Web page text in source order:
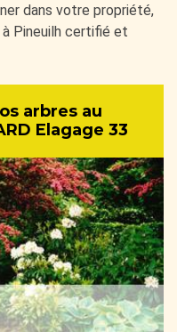
dans votre propriété,
à Pineuilh certifié et
arbres au
Elagage 33